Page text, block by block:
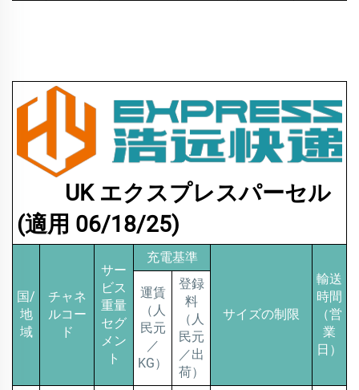
UK エクスプレスパーセル
(適用 06/18/25)
国/
地
域
チャネ
ルコー
ド
サー
ビス
重量
セグ
メン
ト
充電基準
サイズの制限
輸送
時間
（営
業
日）
運賃
（人
民元
／
KG）
登録
料
（人
民元
／出
荷）